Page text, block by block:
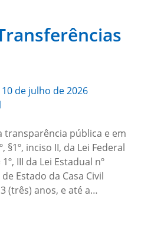
10 de julho de 2026
transparência pública e em
inciso II, da Lei Federal
III da Lei Estadual nº
Estado da Casa Civil
(três) anos, e até a…